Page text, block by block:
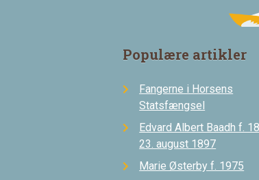
Populære artikler
Fangerne i Horsens
Statsfængsel
Edvard Albert Baadh f.
23. august 1897
Marie Østerby f. 1975